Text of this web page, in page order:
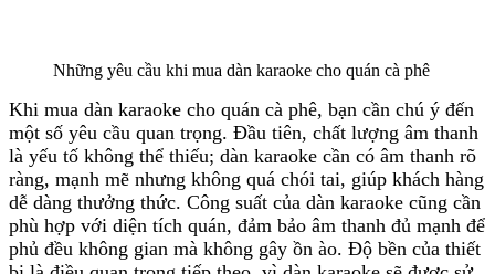
Những yêu cầu khi mua dàn karaoke cho quán cà phê
Khi mua dàn karaoke cho quán cà phê, bạn cần chú ý đến
một số yêu cầu quan trọng. Đầu tiên, chất lượng âm thanh
là yếu tố không thể thiếu; dàn karaoke cần có âm thanh rõ
ràng, mạnh mẽ nhưng không quá chói tai, giúp khách hàng
dễ dàng thưởng thức. Công suất của dàn karaoke cũng cần
phù hợp với diện tích quán, đảm bảo âm thanh đủ mạnh để
phủ đều không gian mà không gây ồn ào. Độ bền của thiết